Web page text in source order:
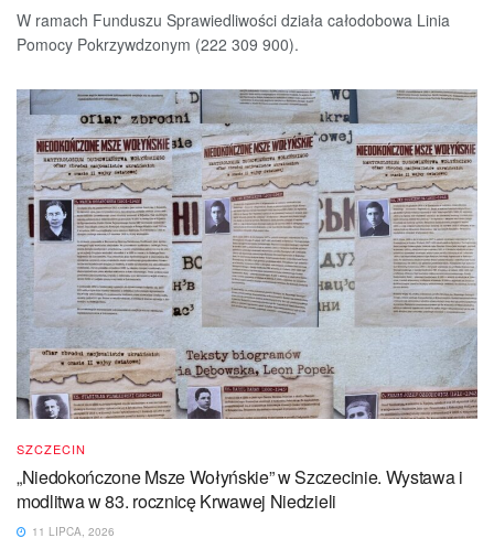
W ramach Funduszu Sprawiedliwości działa całodobowa Linia
Pomocy Pokrzywdzonym (222 309 900).
SZCZECIN
„Niedokończone Msze Wołyńskie” w Szczecinie. Wystawa i
modlitwa w 83. rocznicę Krwawej Niedzieli
11 LIPCA, 2026